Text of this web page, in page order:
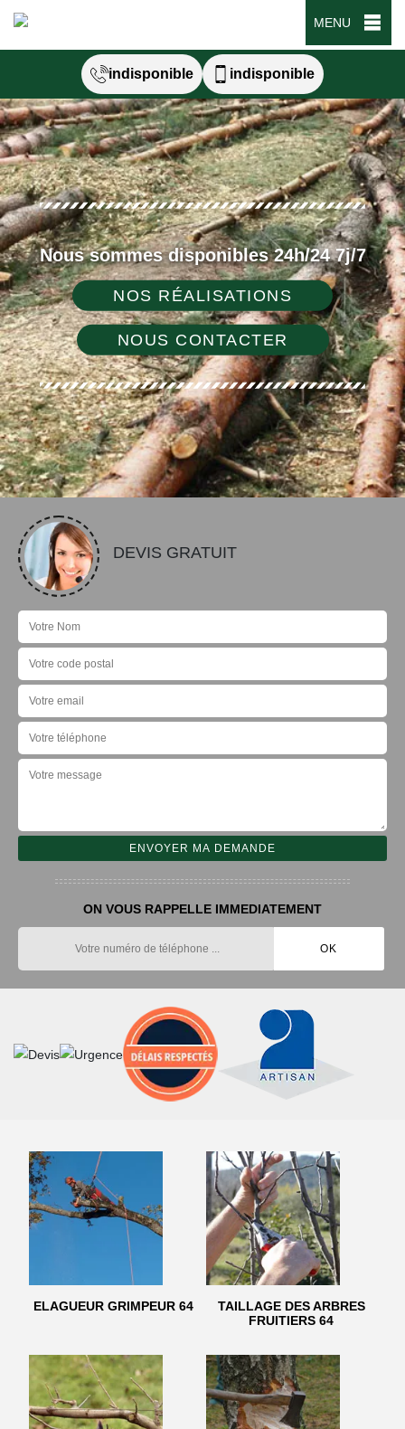
MENU
indisponible indisponible
Nous sommes disponibles 24h/24 7j/7
NOS RÉALISATIONS
NOUS CONTACTER
DEVIS GRATUIT
ON VOUS RAPPELLE IMMEDIATEMENT
ELAGUEUR GRIMPEUR 64
TAILLAGE DES ARBRES
FRUITIERS 64